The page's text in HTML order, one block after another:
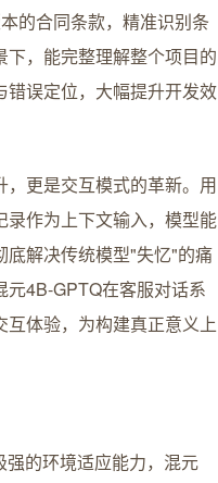
的合同条款，精准识别条
，能完整理解整个项目的
误定位，大幅提升开发效
更是交互模式的革新。用
录作为上下文输入，模型能
底解决传统模型"失忆"的痛
4B-GPTQ在客服对话系
体验，为构建真正意义上
的环境适应能力，混元